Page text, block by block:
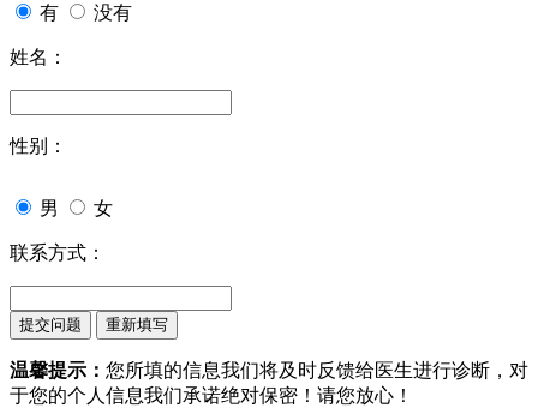
有 没有
姓名：
性别：
男 女
联系方式：
温馨提示： 您所填的信息我们将及时反馈给医生进行诊断，对
于您的个人信息我们承诺绝对保密！请您放心！